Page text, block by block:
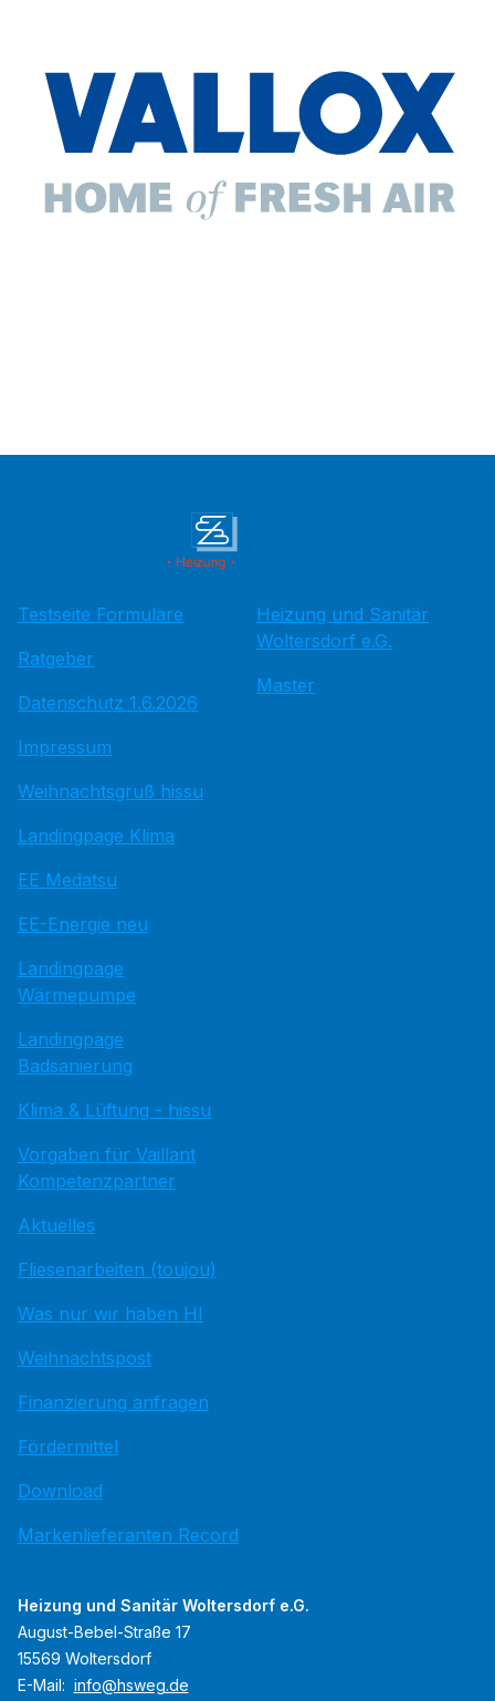
Testseite Formulare
Ratgeber
Datenschutz 1.6.2026
Impressum
Weihnachtsgruß hissu
Landingpage Klima
EE Medatsu
EE-Energie neu
Landingpage
Wärmepumpe
Landingpage
Badsanierung
Klima & Lüftung - hissu
Vorgaben für Vaillant
Kompetenzpartner
Aktuelles
Fliesenarbeiten (toujou)
Was nur wir haben HI
Weihnachtspost
Finanzierung anfragen
Fördermittel
Download
Markenlieferanten Record
Heizung und Sanitär
Woltersdorf e.G.
Master
Heizung und Sanitär Woltersdorf e.G.
August-Bebel-Straße 17
15569 Woltersdorf
E-Mail: info@hsweg.de